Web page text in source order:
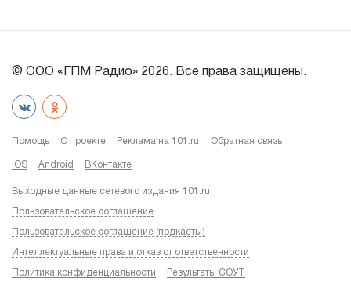
© ООО «ГПМ Радио» 2026. Все права защищены.
Помощь О проекте Реклама на 101.ru Обратная связь
iOS Android ВКонтакте
Выходные данные сетевого издания 101.ru
Пользовательское соглашение
Пользовательское соглашение (подкасты)
Интеллектуальные права и отказ от ответственности
Политика конфиденциальности Результаты СОУТ